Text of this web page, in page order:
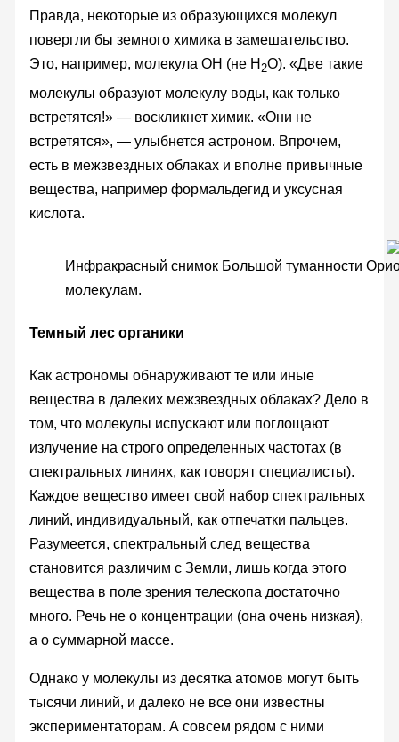
Правда, некоторые из образующихся молекул
повергли бы земного химика в замешательство.
Это, например, молекула OH (не H 2O). «Две такие
молекулы образуют молекулу воды, как только
встретятся!» — воскликнет химик. «Они не
встретятся», — улыбнется астроном. Впрочем,
есть в межзвездных облаках и вполне привычные
вещества, например формальдегид и уксусная
кислота.
Инфракрасный снимок Большой туманности
молекулам.
Темный лес органики
Как астрономы обнаруживают те или иные
вещества в далеких межзвездных облаках? Дело в
том, что молекулы испускают или поглощают
излучение на строго определенных частотах (в
спектральных линиях, как говорят специалисты).
Каждое вещество имеет свой набор спектральных
линий, индивидуальный, как отпечатки пальцев.
Разумеется, спектральный след вещества
становится различим с Земли, лишь когда этого
вещества в поле зрения телескопа достаточно
много. Речь не о концентрации (она очень низкая),
а о суммарной массе.
Однако у молекулы из десятка атомов могут быть
тысячи линий, и далеко не все они известны
экспериментаторам. А совсем рядом с ними